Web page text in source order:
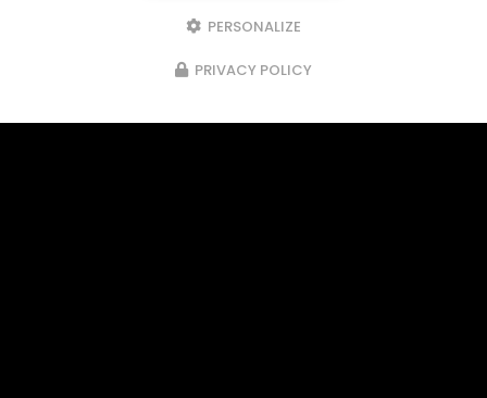
PERSONALIZE
PRIVACY POLICY